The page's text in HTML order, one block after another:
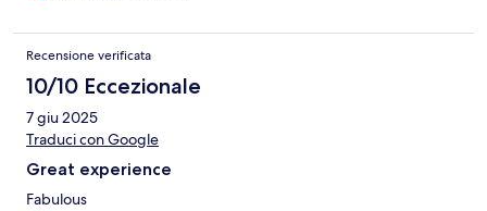
Recensione verificata
10/10 Eccezionale
7 giu 2025
Traduci con Google
Great experience
Fabulous